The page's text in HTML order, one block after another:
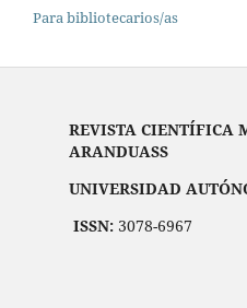
Para bibliotecarios/as
REVISTA CIENTÍFICA
ARANDUASS
UNIVERSIDAD
ISSN: 3078-6967